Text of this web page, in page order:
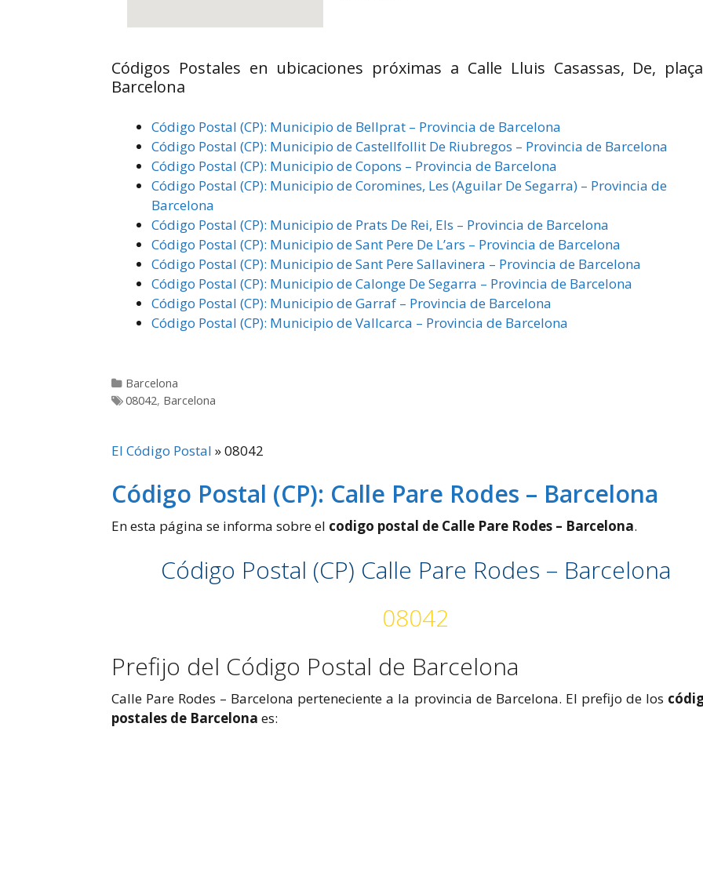
Códigos Postales en ubicaciones próximas a Calle Lluis Casassas, De,
Barcelona
Código Postal (CP): Municipio de Bellprat – Provincia de Barcelona
Código Postal (CP): Municipio de Castellfollit De Riubregos – Provincia de Barcelona
Código Postal (CP): Municipio de Copons – Provincia de Barcelona
Código Postal (CP): Municipio de Coromines, Les (Aguilar De Segarra) – Provincia de
Barcelona
Código Postal (CP): Municipio de Prats De Rei, Els – Provincia de Barcelona
Código Postal (CP): Municipio de Sant Pere De L’ars – Provincia de Barcelona
Código Postal (CP): Municipio de Sant Pere Sallavinera – Provincia de Barcelona
Código Postal (CP): Municipio de Calonge De Segarra – Provincia de Barcelona
Código Postal (CP): Municipio de Garraf – Provincia de Barcelona
Código Postal (CP): Municipio de Vallcarca – Provincia de Barcelona
Categorías
Barcelona
Etiquetas
08042, Barcelona
El Código Postal »08042
Código Postal (CP): Calle Pare Rodes – Barcelona
En esta página se informa sobre el codigo postal de Calle Pare Rodes – Barcelona.
Código Postal (CP) Calle Pare Rodes – Barcelona
08042
Prefijo del Código Postal de Barcelona
Calle Pare Rodes – Barcelona perteneciente a la provincia de Barcelona. El prefijo de los
postales de Barcelona es: